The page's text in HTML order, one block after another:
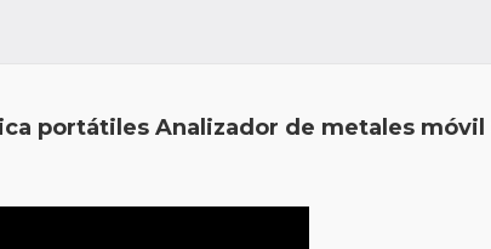
portátiles Analizador de metales móvil